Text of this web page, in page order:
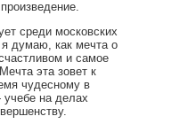
среди московских
думаю, как мечта о
и самое
эта зовет к
чудесному в
на делах